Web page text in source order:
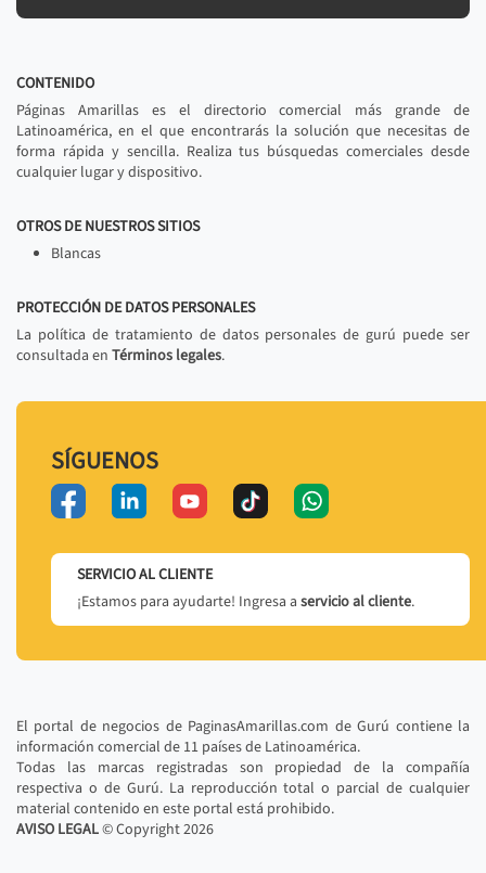
CONTENIDO
Páginas Amarillas es el directorio comercial más grande de
Latinoamérica, en el que encontrarás la solución que necesitas de
forma rápida y sencilla. Realiza tus búsquedas comerciales desde
cualquier lugar y dispositivo.
OTROS DE NUESTROS SITIOS
Blancas
PROTECCIÓN DE DATOS PERSONALES
La política de tratamiento de datos personales de gurú puede ser
consultada en Términos legales.
SÍGUENOS
SERVICIO AL CLIENTE
¡Estamos para ayudarte! Ingresa a servicio al cliente.
El portal de negocios de PaginasAmarillas.com de Gurú contiene la
información comercial de 11 países de Latinoamérica.
Todas las marcas registradas son propiedad de la compañía
respectiva o de Gurú. La reproducción total o parcial de cualquier
material contenido en este portal está prohibido.
AVISO LEGAL© Copyright2026